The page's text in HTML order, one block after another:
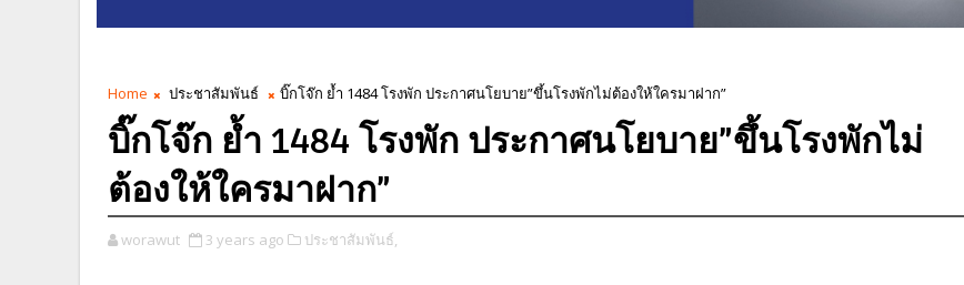
Home ประชาสัมพันธ์ บิ๊กโจ๊ก ย้ำ 1484 โรงพัก ประกาศนโยบาย”ขึ้นโรงพักไม่ต้องให้ใครมาฝาก”
บิ๊กโจ๊ก ย้ำ 1484 โรงพัก ประกาศนโยบาย”ขึ้นโรงพักไม่
ต้องให้ใครมาฝาก”
worawut 3 years ago ประชาสัมพันธ์,